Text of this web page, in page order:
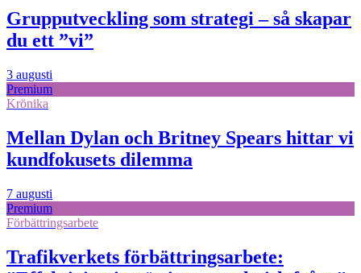
Grupputveckling som strategi – så skapar
du ett ”vi”
3 augusti
Premium
Krönika
Mellan Dylan och Britney Spears hittar vi
kundfokusets dilemma
7 augusti
Premium
Förbättringsarbete
Trafikverkets förbättringsarbete: